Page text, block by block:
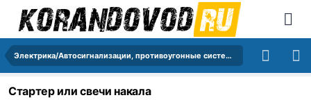
Электрика/Автосигнализации, противоугонные системы и хитрушки
Стартер или свечи накала